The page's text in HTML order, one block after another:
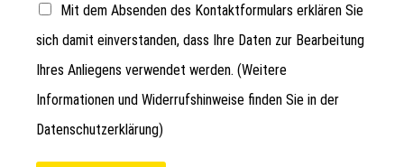
Mit dem Absenden des Kontaktformulars erklären Sie
sich damit einverstanden, dass Ihre Daten zur Bearbeitung
Ihres Anliegens verwendet werden. (Weitere
Informationen und Widerrufshinweise finden Sie in der
Datenschutzerklärung)